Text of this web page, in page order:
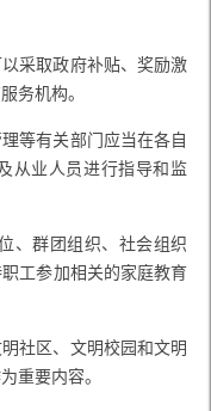
采取政府补贴、奖励激
务机构。
等有关部门应当在各自
从业人员进行指导和监
、群团组织、社会组织
工参加相关的家庭教育
社区、文明校园和文明
重要内容。